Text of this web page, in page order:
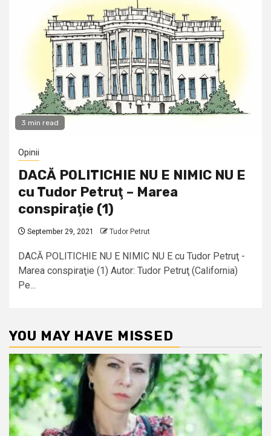
3 min read
Opinii
DACĂ POLITICHIE NU E NIMIC NU E
cu Tudor Petruţ – Marea
conspiraţie (1)
September 29, 2021 Tudor Petrut
DACĂ POLITICHIE NU E NIMIC NU E cu Tudor Petruţ -
Marea conspiraţie (1) Autor: Tudor Petruţ (California)
Pe...
YOU MAY HAVE MISSED